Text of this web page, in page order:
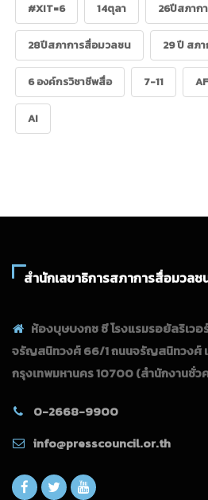
#XIT=6 14ตุลา 26ปีสภาก
28ปีสภาการสื่อมวลชน 29 ปี สภ
6 องค์กรวิชาชีพสื่อ 7-11
AI
สำนักเลขาธิการสภาการสื่อมวลช
ห้องบุษบงกช ซี โรงแรมรอยัลริเวอ
จรัญสนิทวงศ์ 66/1 ถนนจรัญสนิทวงศ์
กรุงเทพมหานคร 10700(สำนักงานชั่ว
0-2668-9900
info@presscouncil.or.th